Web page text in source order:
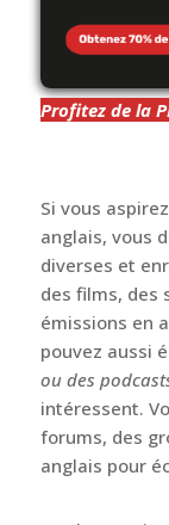
Profitez de la
Si vous aspirez
anglais, vous
diverses et
des films,
émissions en